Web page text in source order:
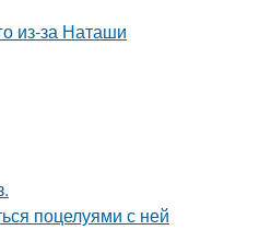
из-за Наташи
поцелуями с ней